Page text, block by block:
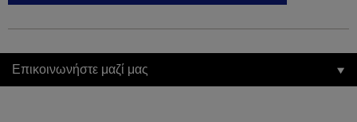
Επικοινωνήστε μαζί μας